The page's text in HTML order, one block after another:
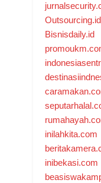
Outsourcing.id
Bisnisdaily.id
inilahkita.com
inibekasi.com